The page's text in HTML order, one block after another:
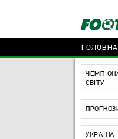
ГОЛОВНА
СВІТУ
УКРАЇНА